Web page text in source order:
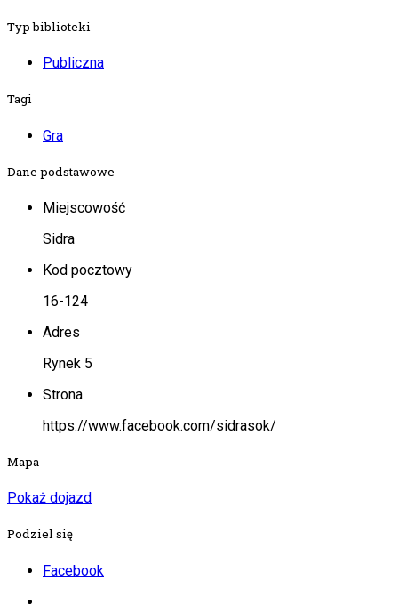
Typ biblioteki
Publiczna
Tagi
Gra
Dane podstawowe
Miejscowość
Sidra
Kod pocztowy
16-124
Adres
Rynek 5
Strona
https://www.facebook.com/sidrasok/
Mapa
Pokaż dojazd
Podziel się
Facebook